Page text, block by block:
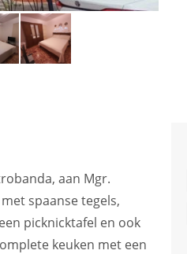
aan Mgr.
spaanse tegels,
picknicktafel en ook
keuken met een